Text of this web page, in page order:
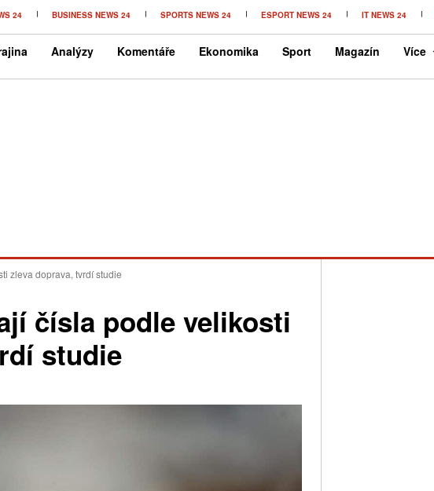
24 BUSINESS NEWS 24 SPORTS NEWS 24 ESPORT NEWS 24 IT NEWS 24
Analýzy Komentáře Ekonomika Sport Magazín Více
zleva doprava, tvrdí studie
čísla podle velikosti
studie